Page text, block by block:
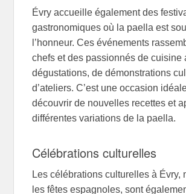
Évry accueille également des
gastronomiques où la paella est
l’honneur. Ces événements
chefs et des passionnés de cuisine
dégustations, de démonstrations
d’ateliers. C’est une occasion
découvrir de nouvelles recettes et
différentes variations de la paella.
Célébrations culturelles
Les célébrations culturelles à Évry,
les fêtes espagnoles, sont